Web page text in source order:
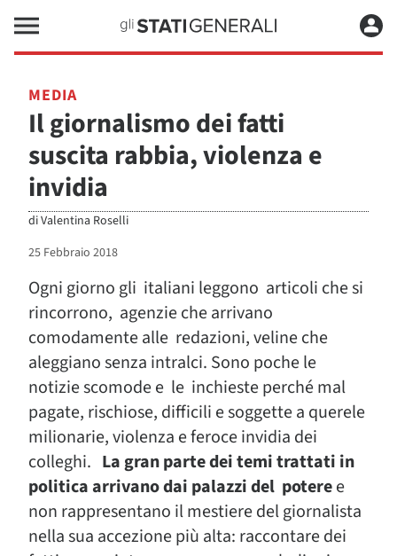
MEDIA
Il giornalismo dei fatti
suscita rabbia, violenza e
invidia
diValentina Roselli
25 Febbraio 2018
Ogni giorno gli italiani leggono articoli che si
rincorrono, agenzie che arrivano
comodamente alle redazioni, veline che
aleggiano senza intralci. Sono poche le
notizie scomode e le inchieste perché mal
pagate, rischiose, difficili e soggette a querele
milionarie, violenza e feroce invidia dei
colleghi. La gran parte dei temi trattati in
politica arrivano dai palazzi del poteree
non rappresentano il mestiere del giornalista
nella sua accezione più alta: raccontare dei